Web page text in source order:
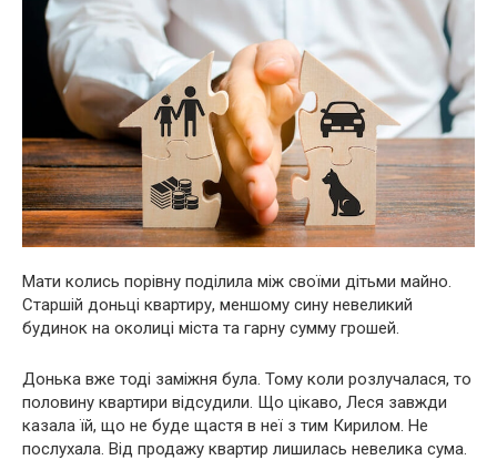
Мати колись порівну поділила між своїми дітьми майно.
Старшій доньці квартиру, меншому сину невеликий
будинок на околиці міста та гарну сумму грошей.
Донька вже тоді заміжня була. Тому коли розлучалася, то
половину квартири відсудили. Що цікаво, Леся завжди
казала їй, що не буде щастя в неї з тим Кирилом. Не
послухала. Від продажу квартир лишилась невелика сума.